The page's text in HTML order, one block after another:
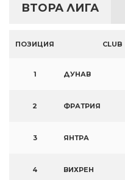
ВТОРА ЛИГА
ПОЗИЦИЯ CLUB
1 ДУНАВ
2 ФРАТРИЯ
3 ЯНТРА
4 ВИХРЕН